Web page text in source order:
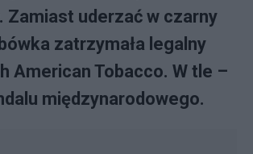
Zamiast uderzać w czarny
zatrzymała legalny
American Tobacco. W tle –
międzynarodowego.